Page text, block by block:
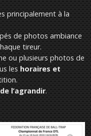
principalement à la
de photos ambiance
tireur.
ou plusieurs photos de
leshoraires et
l’agrandir.